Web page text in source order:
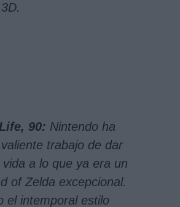
90: Nintendo ha
trabajo de dar
a lo que ya era un
of Zelda excepcional.
el intemporal estilo